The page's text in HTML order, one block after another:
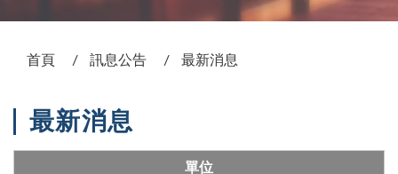
首頁 訊息公告 最新消息
最新消息
單位